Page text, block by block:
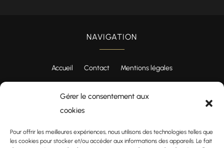
Gérer le consentement aux
cookies
Pour offrir les meilleures expériences, nous utilisons des technologies telles que
les cookies pour stocker et/ou accéder aux informations des appareils. Le fait
NAVIGATION
Accueil Contact Mentions légales
Instagram